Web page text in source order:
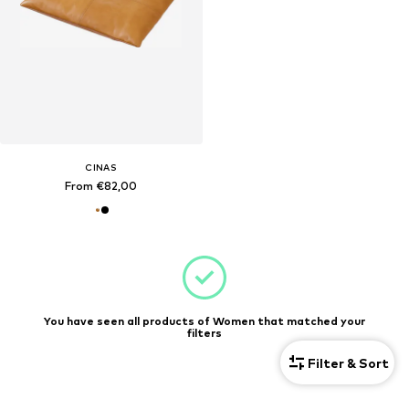
CINAS
From €82,00
You have seen all products of Women that matched your
filters
Filter & Sort